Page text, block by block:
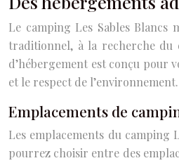
Le camping Les Sables Blancs
traditionnel, à la recherche du
d’hébergement est conçu pour
et le respect de l’environnement.
Emplacements de
Les emplacements du camping
pourrez choisir entre des